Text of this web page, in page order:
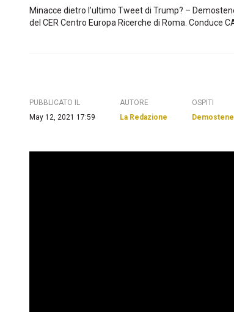
Minacce dietro l’ultimo Tweet di Trump? –
del CER Centro Europa Ricerche di Roma. Conduce
PUBBLICATO IL
May 12, 2021 17:59
AUTORE
La Redazione
OSPITI